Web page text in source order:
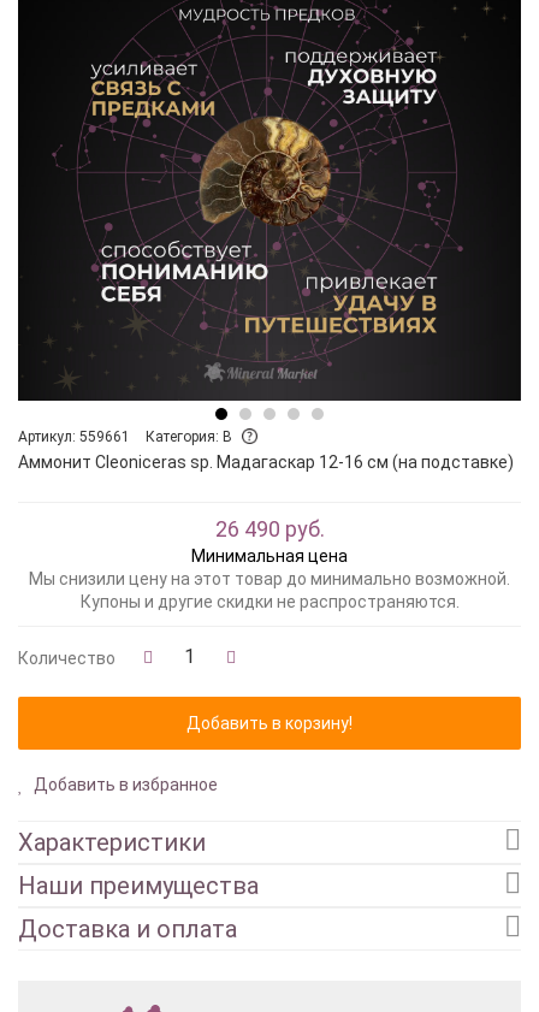
Артикул: 559661 Категория: B
Аммонит Cleoniceras sp. Мадагаскар 12-16 см (на подставке)
26 490 руб.
Минимальная цена
Мы снизили цену на этот товар до минимально возможной.
Купоны и другие скидки не распространяются.
Количество
Добавить в избранное
Характеристики
Наши преимущества
Доставка и оплата